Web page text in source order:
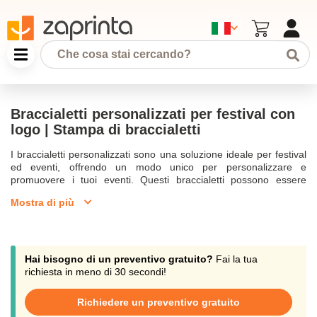
Braccialetti personalizzati per festival con
logo | Stampa di braccialetti
I braccialetti personalizzati sono una soluzione ideale per festival
ed eventi, offrendo un modo unico per personalizzare e
promuovere i tuoi eventi. Questi braccialetti possono essere
braccialetti, compresi braccialetti in silicone, braccialetti in
acquatici. I braccialetti in tessuto stampato sono realizzati in
materiali come poliestere, raso, tyvek e vinile, garantendo una
lunga durata e resistenza all'acqua. Con opzioni di
puoi personalizzarli secondo le tue esigenze. La chiusura di
sicurezza e la chiusura adesiva assicurano che i braccialetti
Mostra di più
Hai bisogno di un preventivo gratuito? Fai la tua
richiesta in meno di 30 secondi!
Richiedere un preventivo gratuito